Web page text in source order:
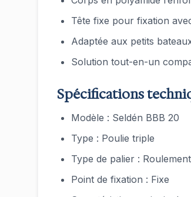
Tête fixe pour fixation
Adaptée aux petits
Solution tout-en-un
Spécifications
Modèle : Seldén BBB 20
Type : Poulie triple
Type de palier :
Point de fixation : Fixe